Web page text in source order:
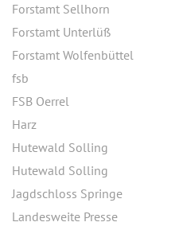
Forstamt Sellhorn
Forstamt Unterlüß
Forstamt Wolfenbüttel
fsb
FSB Oerrel
Harz
Hutewald Solling
Hutewald Solling
Jagdschloss Springe
Landesweite Presse